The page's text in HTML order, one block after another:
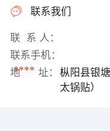
联系我们
联 系 人：
联系手机：
****
地 址：
枞阳县银
太锅贴）